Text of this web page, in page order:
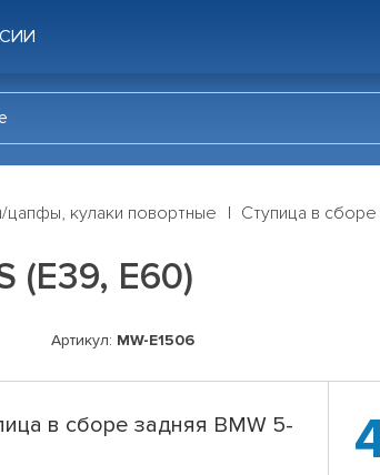
цапфы, кулаки повортные Ступица в сборе
(E39, E60)
Артикул: MW-E1506
в сборе задняя BMW 5-